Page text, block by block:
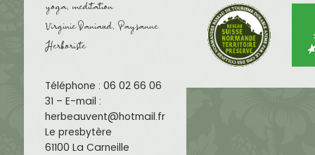
yoga, meditation
Virginie Daniaud, Paysanne
Herboriste
Téléphone : 06 02 66 06
31 – E-mail :
herbeauvent@hotmail.fr
Le presbytère
61100 La Carneille